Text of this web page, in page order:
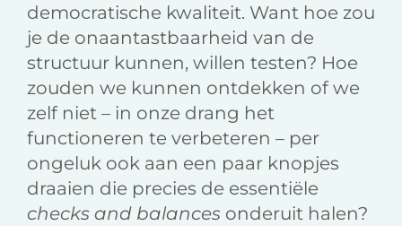
democratische kwaliteit. Want hoe zou
je de onaantastbaarheid van de
structuur kunnen, willen testen? Hoe
zouden we kunnen ontdekken of we
zelf niet – in onze drang het
functioneren te verbeteren – per
ongeluk ook aan een paar knopjes
draaien die precies de essentiële
checks and balances onderuit halen?